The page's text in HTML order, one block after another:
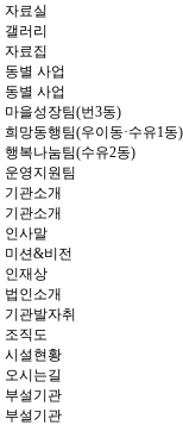
자료실
갤러리
자료집
동별 사업
동별 사업
마을성장팀(번3동)
희망동행팀(우이동·수유1동)
행복나눔팀(수유2동)
운영지원팀
기관소개
기관소개
인사말
미션&비전
인재상
법인소개
기관발자취
조직도
시설현황
오시는길
부설기관
부설기관